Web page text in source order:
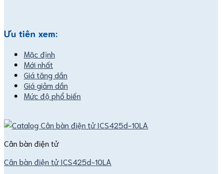
Ưu tiên xem:
Mặc định
Mới nhất
Giá tăng dần
Giá giảm dần
Mức độ phổ biến
Cân bàn điện tử
Cân bàn điện tử ICS425d-10LA